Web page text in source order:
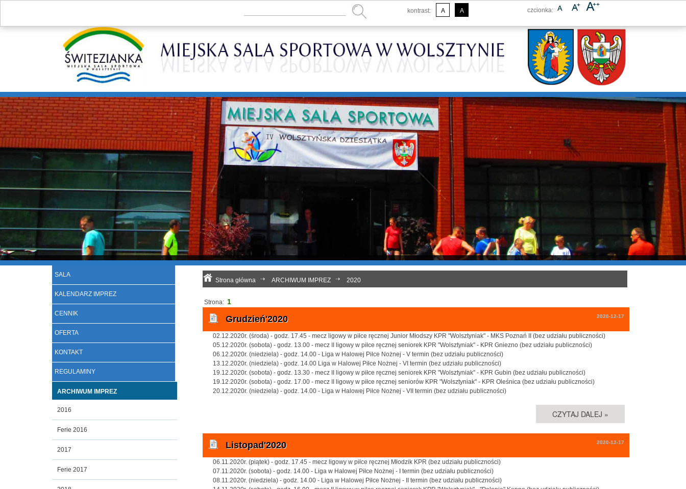
czcionka:
kontrast: A A
SALA
KALENDARZ IMPREZ
CENNIK
OFERTA
KONTAKT
REGULAMINY
ARCHIWUM IMPREZ
2016
Ferie 2016
2017
Ferie 2017
Strona główna ARCHIWUM IMPREZ 2020
Strona: 1
Grudzień'2020 2020-12-17
02.12.2020r. (środa) - godz. 17.45 - mecz ligowy w piłce ręcznej Junior Młodszy KPR "Wolsztyniak" - MKS Poznań II (bez udziału publiczności)
05.12.2020r. (sobota) - godz. 13.00 - mecz II ligowy w piłce ręcznej seniorek KPR "Wolsztyniak" - KPR Gniezno (bez udziału publiczności)
06.12.2020r. (niedziela) - godz. 14.00 - Liga w Halowej Piłce Nożnej - V termin (bez udziału publiczności)
13.12.2020r. (niedziela) - godz. 14.00 Liga w Halowej Piłce Nożnej - VI termin (bez udziału publiczności)
19.12.2020r. (sobota) - godz. 13.30 - mecz II ligowy w piłce ręcznej seniorek KPR "Wolsztyniak" - KPR Gubin (bez udziału publiczności)
19.12.2020r. (sobota) - godz. 17.00 - mecz II ligowy w piłce ręcznej seniorów KPR "Wolsztyniak" - KPR Oleśnica (bez udziału publiczności)
20.12.2020r. (niedziela) - godz. 14.00 - Liga w Halowej Piłce Nożnej - VII termin (bez udziału publiczności)
CZYTAJ DALEJ »
Listopad'2020 2020-12-17
06.11.2020r. (piątek) - godz. 17.45 - mecz ligowy w piłce ręcznej Młodzik KPR (bez udziału publiczności)
07.11.2020r. (sobota) - godz. 14.00 - Liga w Halowej Piłce Nożnej - I termin (bez udziału publiczności)
08.11.2020r. (niedziela) - godz. 14.00 - Liga w Halowej Piłce Nożnej - II termin (bez udziału publiczności)